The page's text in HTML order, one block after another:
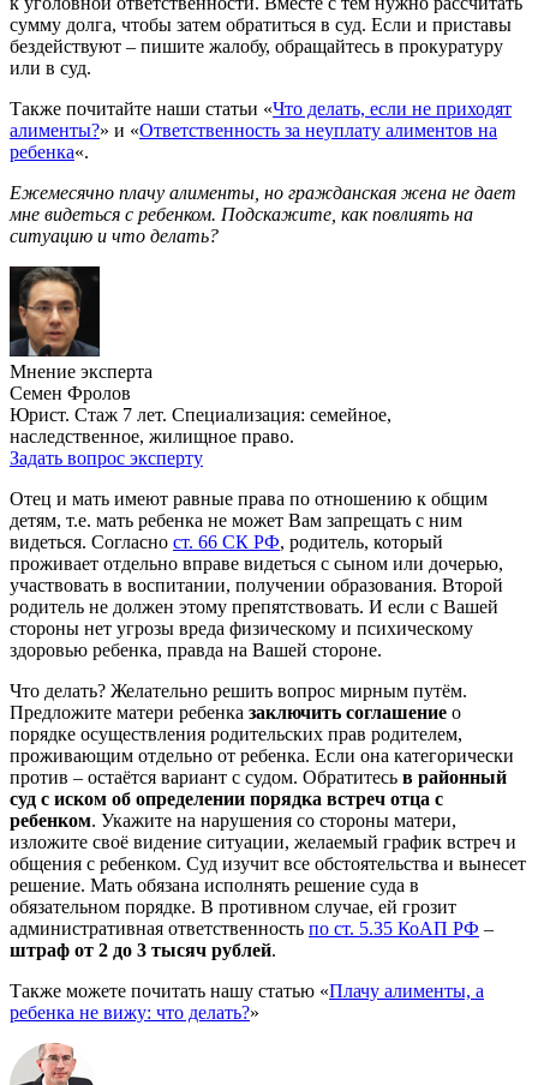
сумму долга, чтобы затем обратиться в суд. Если и приставы
бездействуют – пишите жалобу, обращайтесь в прокуратуру
или в суд.
Также почитайте наши статьи «Что делать, если не приходят
алименты?» и «Ответственность за неуплату алиментов на
ребенка«.
Ежемесячно плачу алименты, но гражданская жена не дает
мне видеться с ребенком. Подскажите, как повлиять на
ситуацию и что делать?
Мнение эксперта
Семен Фролов
Юрист. Стаж 7 лет. Специализация: семейное,
наследственное, жилищное право.
Задать вопрос эксперту
Отец и мать имеют равные права по отношению к общим
детям, т.е. мать ребенка не может Вам запрещать с ним
видеться. Согласно ст. 66 СК РФ, родитель, который
проживает отдельно вправе видеться с сыном или дочерью,
участвовать в воспитании, получении образования. Второй
родитель не должен этому препятствовать. И если с Вашей
стороны нет угрозы вреда физическому и психическому
здоровью ребенка, правда на Вашей стороне.
Что делать? Желательно решить вопрос мирным путём.
Предложите матери ребенка заключить соглашение о
порядке осуществления родительских прав родителем,
проживающим отдельно от ребенка. Если она категорически
против – остаётся вариант с судом. Обратитесь в районный
суд с иском об определении порядка встреч отца с
ребенком. Укажите на нарушения со стороны матери,
изложите своё видение ситуации, желаемый график встреч и
общения с ребенком. Суд изучит все обстоятельства и вынесет
решение. Мать обязана исполнять решение суда в
обязательном порядке. В противном случае, ей грозит
административная ответственность по ст. 5.35 КоАП РФ –
штраф от 2 до 3 тысяч рублей.
Также можете почитать нашу статью «Плачу алименты, а
ребенка не вижу: что делать?»